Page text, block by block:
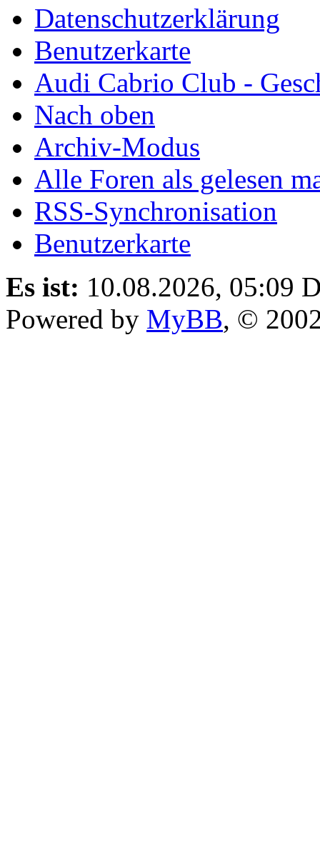
Datenschutzerklärung
Benutzerkarte
Audi Cabrio Club -
Nach oben
Archiv-Modus
Alle Foren als gelesen
RSS-Synchronisation
Benutzerkarte
Es ist: 10.08.2026, 05:09
Powered by MyBB, ©